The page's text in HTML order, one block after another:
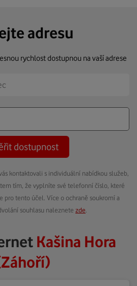
adresu
rychlost dostupnou na vaší adrese
dostupnost
kontaktovali s individuální nabídkou služeb,
tím, že vyplníte své telefonní číslo, které
pro tento účel. Více o ochraně soukromí a
souhlasu naleznete zde
Kašina Hora